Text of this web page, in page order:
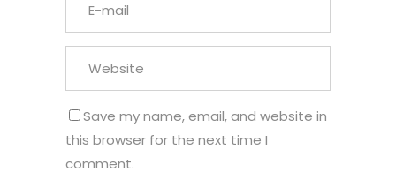
Save my name, email, and website in
this browser for the next time I
comment.